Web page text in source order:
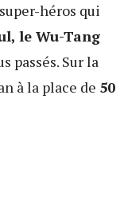
héros qui
le Wu-Tang
passés. Sur la
à la place de 50